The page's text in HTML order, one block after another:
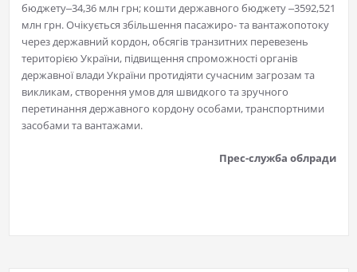
бюджету‒34,36 млн грн; кошти державного бюджету ‒3592,521
млн грн. Очікується збільшення пасажиро- та вантажопотоку
через державний кордон, обсягів транзитних перевезень
територією України, підвищення спроможності органів
державної влади України протидіяти сучасним загрозам та
викликам, створення умов для швидкого та зручного
перетинання державного кордону особами, транспортними
засобами та вантажами.
Прес-служба облради